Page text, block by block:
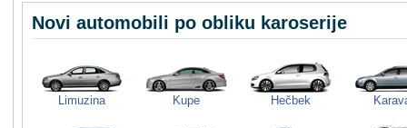
Novi automobili po obliku karoserije
Limuzina Kupe Hečbek